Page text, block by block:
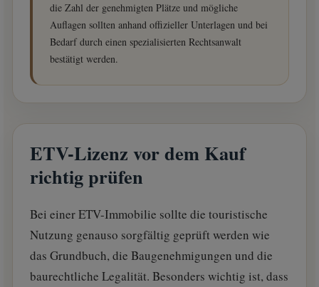
die Zahl der genehmigten Plätze und mögliche
Auflagen sollten anhand offizieller Unterlagen und bei
Bedarf durch einen spezialisierten Rechtsanwalt
bestätigt werden.
ETV-Lizenz vor dem Kauf
richtig prüfen
Bei einer ETV-Immobilie sollte die touristische
Nutzung genauso sorgfältig geprüft werden wie
das Grundbuch, die Baugenehmigungen und die
baurechtliche Legalität. Besonders wichtig ist, dass